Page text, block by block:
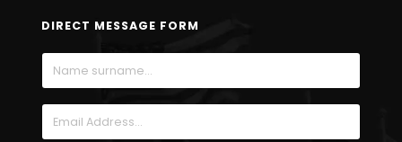
DIRECT MESSAGE FORM